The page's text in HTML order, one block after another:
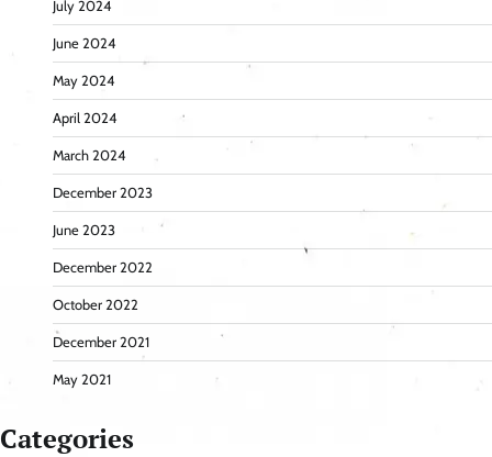
July 2024
June 2024
May 2024
April 2024
March 2024
December 2023
June 2023
December 2022
October 2022
December 2021
May 2021
Categories